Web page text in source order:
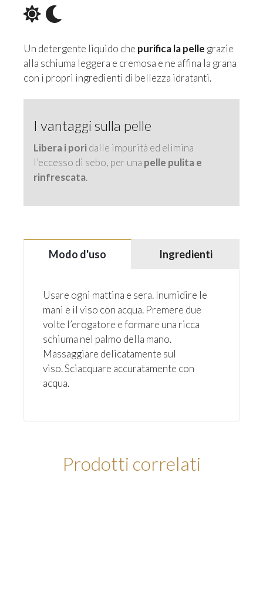
Un detergente liquido che purifica la pelle grazie
alla schiuma leggera e cremosa e ne affina la grana
con i propri ingredienti di bellezza idratanti.
I vantaggi sulla pelle
Libera i pori dalle impurità ed elimina
l’eccesso di sebo, per una pelle pulita e
rinfrescata.
Modo d'uso Ingredienti
Usare ogni mattina e sera. Inumidire le
mani e il viso con acqua. Premere due
volte l’erogatore e formare una ricca
schiuma nel palmo della mano.
Massaggiare delicatamente sul
viso. Sciacquare accuratamente con
acqua.
Prodotti correlati